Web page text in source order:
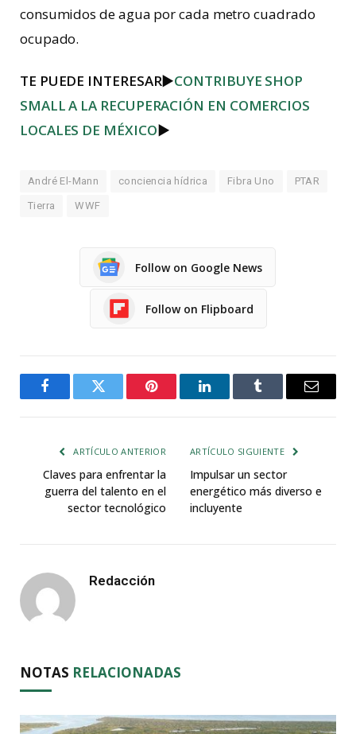
consumidos de agua por cada metro cuadrado
ocupado.
TE PUEDE INTERESAR►CONTRIBUYE SHOP
SMALL A LA RECUPERACIÓN EN COMERCIOS
LOCALES DE MÉXICO►
André El-Mann conciencia hídrica Fibra Uno PTAR
Tierra WWF
Follow on Google News
Follow on Flipboard
FacebookTwitter Pinterest LinkedInTumblr Email
ARTÍCULO ANTERIOR
Claves para enfrentar la
guerra del talento en el
sector tecnológico
ARTÍCULO SIGUIENTE
Impulsar un sector
energético más diverso e
incluyente
Redacción
NOTAS RELACIONADAS